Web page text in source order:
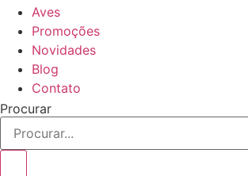
Aves
Promoções
Novidades
Blog
Contato
Procurar